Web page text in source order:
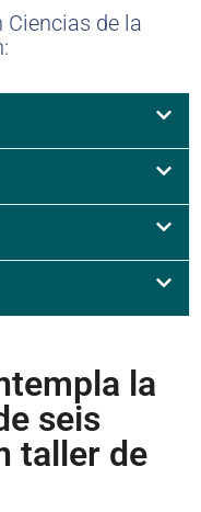
Ciencias de la
la
seis
taller de